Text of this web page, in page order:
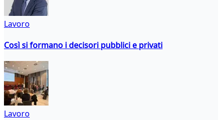
Lavoro
Così si formano i decisori pubblici e privati
Lavoro